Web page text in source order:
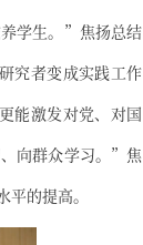
养学生。”焦扬总结
究者变成实践工作
能激发对党、对国
向群众学习。”焦
的提高。